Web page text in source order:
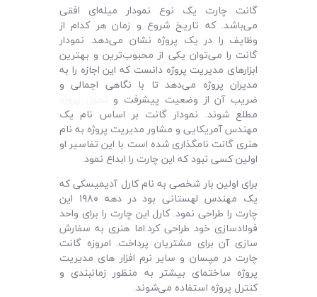
گانت چارت یک نوع نمودار میله‌ای افقی
می‌باشد. که تاریخ شروع و زمان هر کدام از
وظایف را در یک پروژه نشان می‌دهد. نمودار
گانت را می‌توان یکی از محبوب‌ترین و بهترین
ابزارهای مدیریت پروژه دانست که این اجازه را به
مدیران پروژه می‌دهد تا با نگاهی اجمالی و
ضریب آن از وضعیت پیشرفت و
مطلع شوند. نمودار گانت بر اساس نام یک
مهندس آمریکایی و مشاور مدیریت پروژه به نام
هنری گانت نامگذاری شده است با این تفاسیر او
اولین کسی نبود که این چارت را ابداع نمود.
برای اولین بار شخصی به نام کارل آدیمیسکی که
یک مهندس لهستانی بود در دهه ۱۹۸۰ این
چارت را طراحی نمود. کارل این چارت را برای واحد
فولادسازی خود طراحی کرد.اما هنری به سفارش
سازی آن برای مشتریان پرداخت. امروزه گانت
چارت در مپسان و سایر نرم افزار های مدیریت
پروژه ساختمای بیشتر به منظور زمانبندی و
کنترل پروژه استفاده می‌شوند.